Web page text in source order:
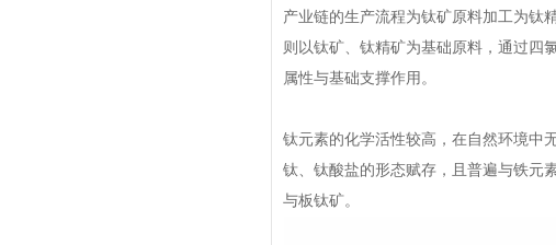
产业链的生产流程为钛矿原料加工为钛
则以钛矿、钛精矿为基础原料，通过四
属性与基础支撑作用。
钛元素的化学活性较高，在自然环境中
钛、钛酸盐的形态赋存，且普遍与铁元
与板钛矿。